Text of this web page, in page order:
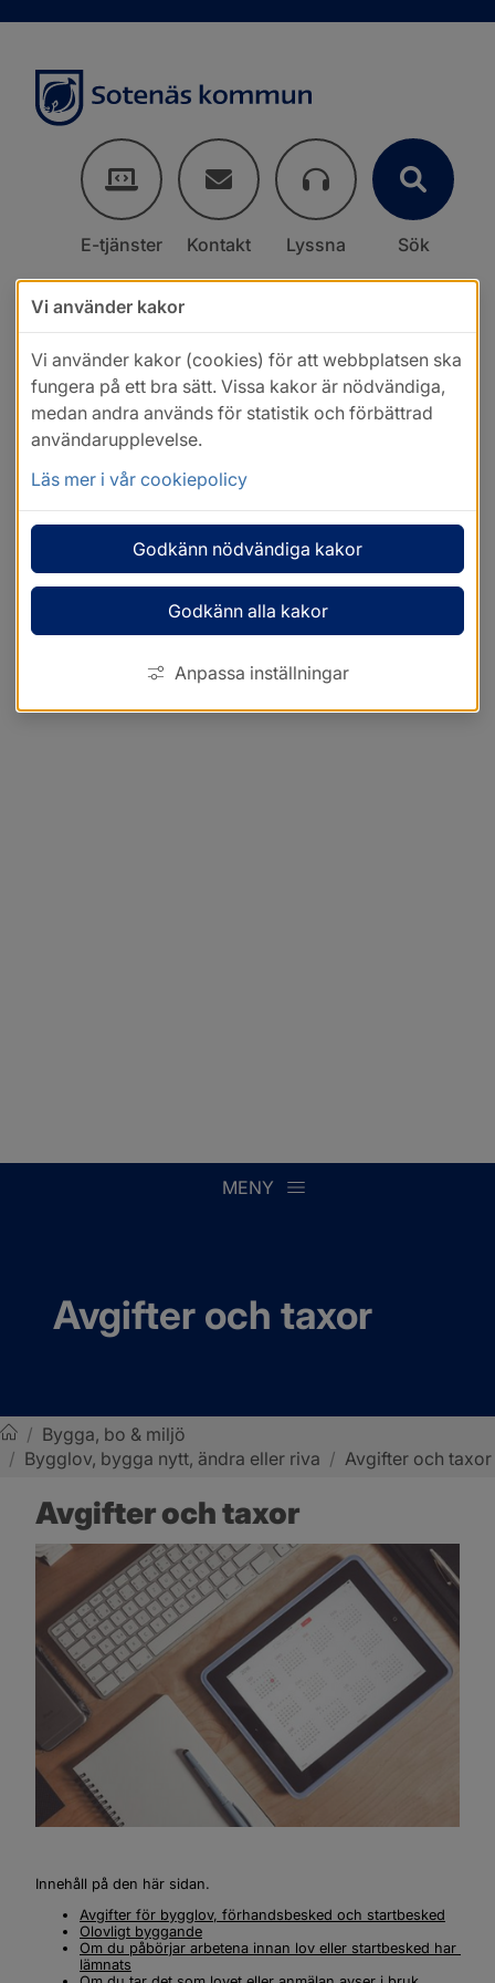
E-tjänster Kontakt Lyssna Sök
MENY
Avgifter och taxor
Sotenäs kommun
/ Bygga, bo & miljö
/ Bygglov, bygga nytt, ändra eller riva / Avgifter och taxor
Avgifter och taxor
Innehåll på den här sidan.
Avgifter för bygglov, förhandsbesked och startbesked
Olovligt byggande
Om du påbörjar arbetena innan lov eller startbesked har
lämnats
Vi använder kakor
Vi använder kakor (cookies) för att webbplatsen ska
fungera på ett bra sätt. Vissa kakor är nödvändiga,
medan andra används för statistik och förbättrad
användarupplevelse.
Läs mer i vår cookiepolicy
Godkänn nödvändiga kakor
Godkänn alla kakor
Anpassa inställningar